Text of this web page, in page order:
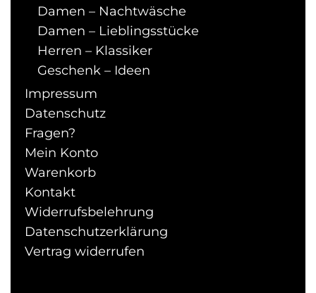
Produktseite
gewählt
werden
Damen – Nachtwäsche
Damen – Lieblingsstücke
Herren – Klassiker
Geschenk – Ideen
Impressum
Datenschutz
Fragen?
Mein Konto
Warenkorb
Kontakt
Widerrufsbelehrung
Datenschutzerklärung
Vertrag widerrufen